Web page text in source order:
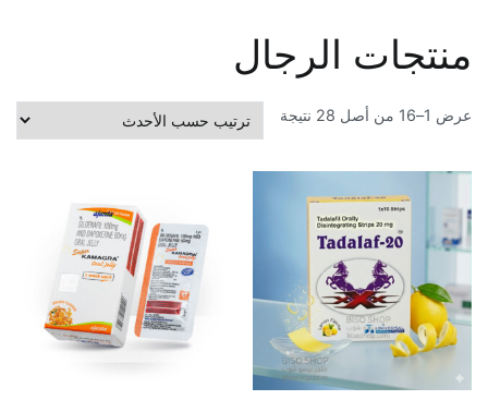
منتجات الرجال
عرض 1–16 من أصل 28 نتيجة
الفرز
حسب